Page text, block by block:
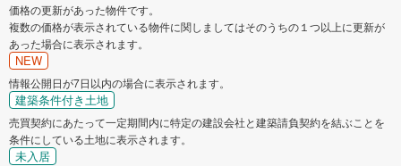
価格の更新があった物件です。
複数の価格が表示されている物件に関しましてはそのうちの１つ以上に更新が
あった場合に表示されます。
NEW
情報公開日が7日以内の場合に表示されます。
建築条件付き土地
売買契約にあたって一定期間内に特定の建設会社と建築請負契約を結ぶことを
条件にしている土地に表示されます。
未入居